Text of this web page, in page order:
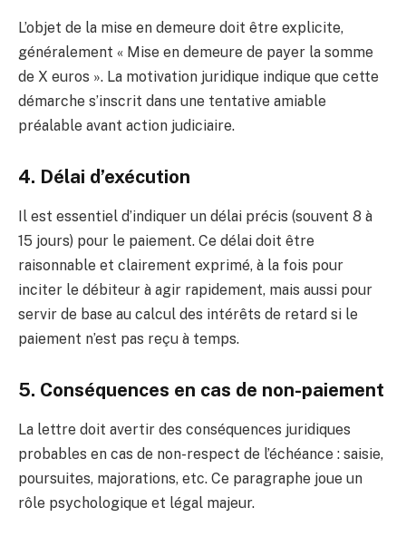
L’objet de la mise en demeure doit être explicite,
généralement « Mise en demeure de payer la somme
de X euros ». La motivation juridique indique que cette
démarche s’inscrit dans une tentative amiable
préalable avant action judiciaire.
4. Délai d’exécution
Il est essentiel d’indiquer un délai précis (souvent 8 à
15 jours) pour le paiement. Ce délai doit être
raisonnable et clairement exprimé, à la fois pour
inciter le débiteur à agir rapidement, mais aussi pour
servir de base au calcul des intérêts de retard si le
paiement n’est pas reçu à temps.
5. Conséquences en cas de non-paiement
La lettre doit avertir des conséquences juridiques
probables en cas de non-respect de l’échéance : saisie,
poursuites, majorations, etc. Ce paragraphe joue un
rôle psychologique et légal majeur.